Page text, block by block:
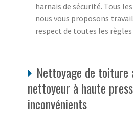
harnais de sécurité. Tous
nous vous proposons
respect de toutes les règles
Nettoyage de toiture
nettoyeur à haute
inconvénients